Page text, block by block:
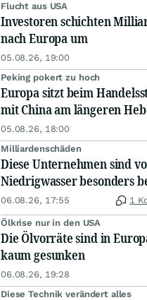
Flucht aus USA
Investoren schichten
nach Europa um
05.08.26, 19:00
Peking pokert zu hoch
Europa sitzt beim
mit China am längeren
05.08.26, 18:00
Milliardenschäden
Diese Unternehmen sind
Niedrigwasser besonders
06.08.26, 17:55 1
Ölkrise nur in den USA
Die Ölvorräte sind in
kaum gesunken
06.08.26, 19:28
Diese Technik verändert alles